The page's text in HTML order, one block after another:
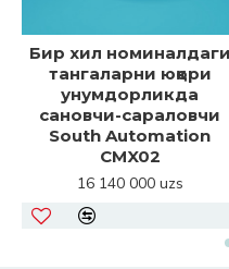
Бир хил номиналдаги
тангаларни юқори
унумдорликда
сановчи-сараловчи
South Automation
CMX02
16 140 000 uzs